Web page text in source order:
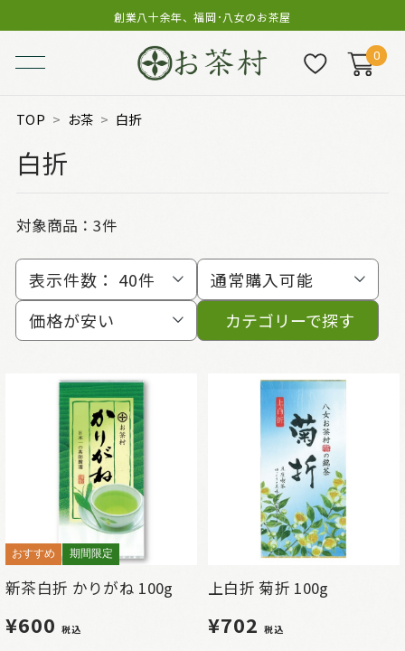
創業八十余年、福岡･八女のお茶屋
0
TOP お茶 白折
白折
対象商品： 3件
表示件数： 40件
通常購入可能
価格が安い
カテゴリーで探す
おすすめ 期間限定
新茶白折 かりがね 100g
¥600税込
上白折 菊折 100g
¥702税込